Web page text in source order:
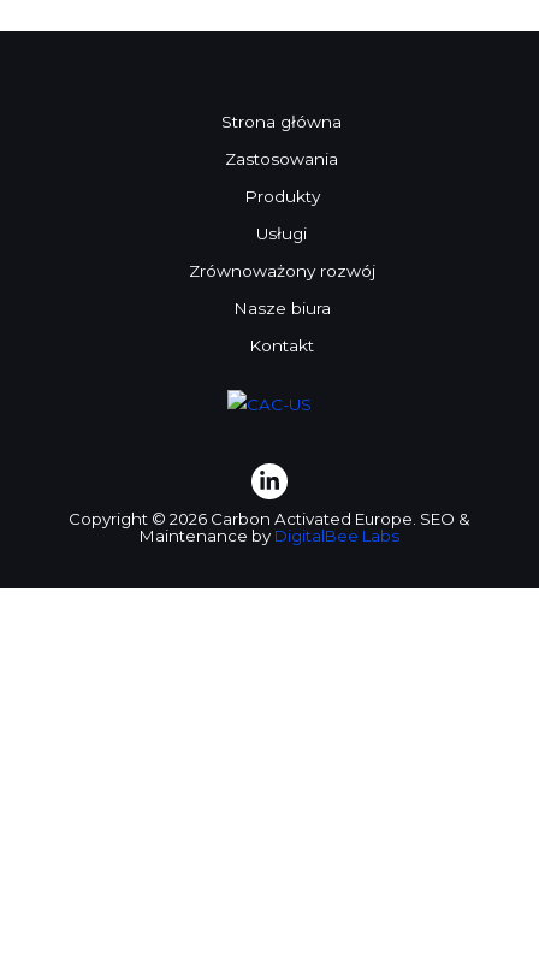
Strona główna
Zastosowania
Produkty
Usługi
Zrównoważony rozwój
Nasze biura
Kontakt
Copyright © 2026 Carbon Activated Europe. SEO &
Maintenance by DigitalBee Labs